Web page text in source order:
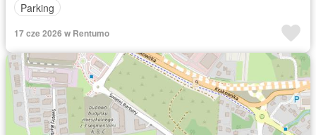
Parking
17 cze 2026 w Rentumo